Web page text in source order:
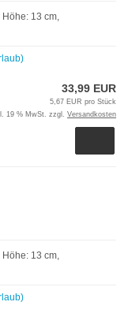
13 cm,
33,99 EUR
5,67 EUR pro Stück
19 % MwSt. zzgl. Versandkosten
13 cm,